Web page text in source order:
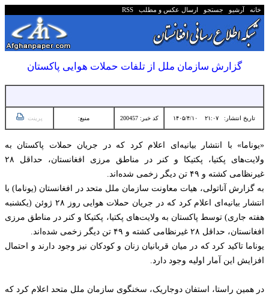
خانه آرشیو جستجو ارسال عکس و مطلب RSS
گزارش سازمان ملل از تلفات حملات هوایی پاکستان
تاریخ انتشار:۲۱:۰۷ ۱۴۰۵/۴/۱۰ کد خبر: 200457 منبع: پرینت
«یوناما» با انتشار بیانیه‌ای اعلام کرد که در جریان حملات پاکستان به
ولایت‌های پکتیا، پکتیکا و کنر در مناطق مرزی افغانستان، حداقل ۲۸
غیرنظامی کشته و ۴۹ تن دیگر زخمی شده‌اند.
به گزارش آناتولی، هیات معاونت سازمان ملل متحد در افغانستان (یوناما) با
انتشار بیانیه‌ای اعلام کرد که در جریان حملات هوایی روز ۲۸ ژوئن (یکشنبه
هفته جاری) توسط پاکستان به ولایت‌های پکتیا، پکتیکا و کنر در مناطق مرزی
افغانستان، حداقل ۲۸ غیرنظامی کشته و ۴۹ تن دیگر زخمی شده‌اند.
یوناما تاکید کرد که در میان قربانیان زنان و کودکان نیز وجود دارند و احتمال
افزایش این آمار اولیه وجود دارد.
در همین راستا، استفان دوجاریک، سخنگوی سازمان ملل متحد اعلام کرد که